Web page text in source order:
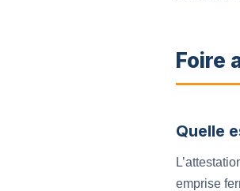
Foire
Quelle
emprise